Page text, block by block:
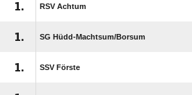
1. RSV Achtum
1. SG Hüdd-Machtsum/​Borsum
1. SSV Förste